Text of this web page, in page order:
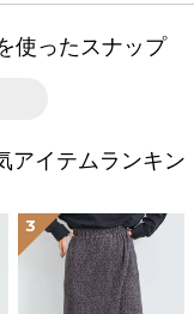
使ったスナップ
アイテムランキン
3